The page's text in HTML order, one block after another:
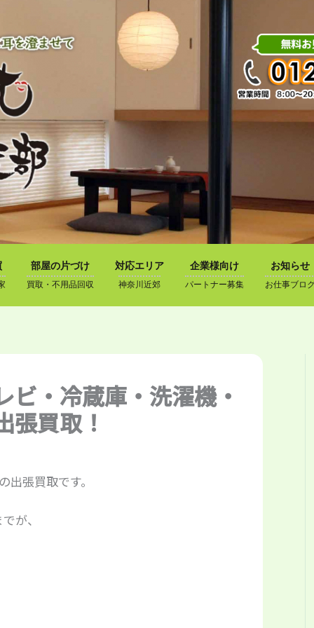
部屋の片づけ
買取・不用品回収
対応エリア
神奈川近郊
企業様向け
パートナー募集
お知らせ
お仕事ブロ
ビ・冷蔵庫・洗濯機・
張買取！
張買取です。
が、